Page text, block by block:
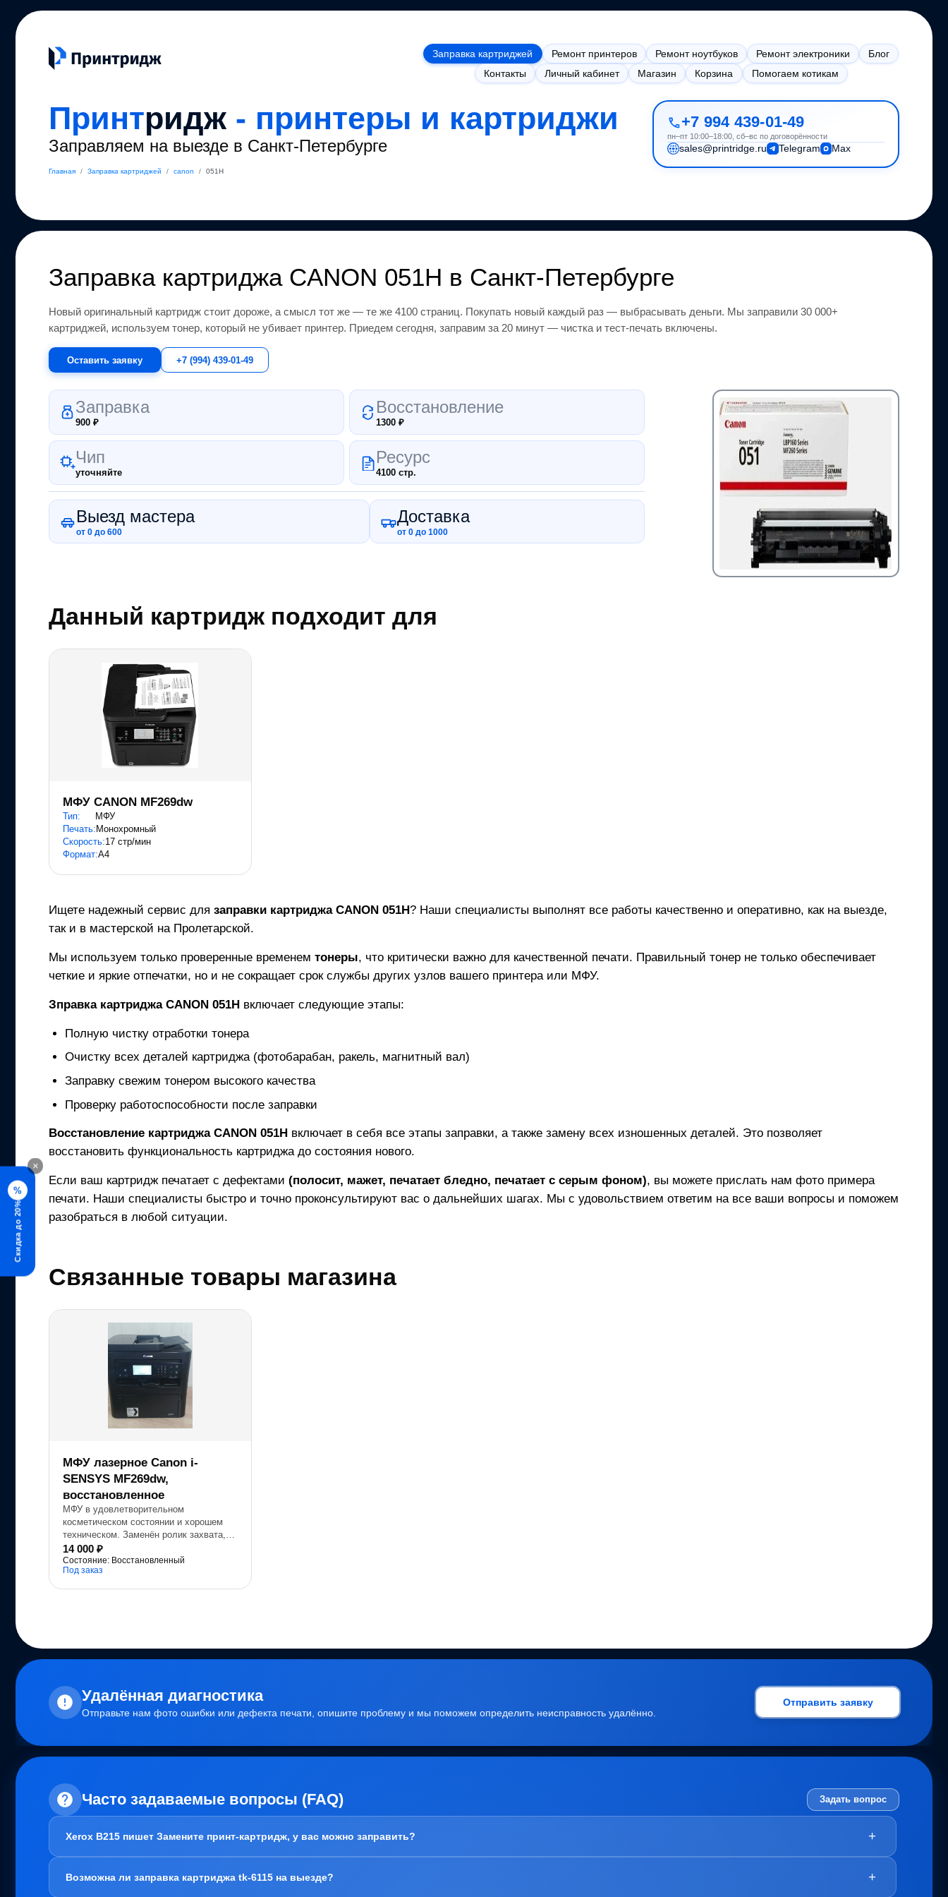
×
%
Скидка до 20%
Заправка картриджей Ремонт принтеров Ремонт ноутбуков Ремонт электроники
Блог
Контакты
Личный кабинет Магазин Корзина Помогаем котикам
Принтридж - принтеры и картриджи
Заправляем на выезде в Санкт-Петербурге
Главная / Заправка картриджей / canon / 051H
+7 994 439-01-49
пн–пт 10:00–18:00, сб–вс по договорённости
sales@printridge.ru Telegram Max
Заправка картриджа CANON 051H в Санкт-Петербурге
Новый оригинальный картридж стоит дороже, а смысл тот же — те же 4100 страниц. Покупать новый каждый раз — выбрасывать деньги. Мы заправили 30 000+
картриджей, используем тонер, который не убивает принтер. Приедем сегодня, заправим за 20 минут — чистка и тест-печать включены.
Оставить заявку +7 (994) 439-01-49
Заправка
900₽
Восстановление
1300₽
Чип
уточняйте
Ресурс
4100 стр.
Выезд мастера
от 0 до 600
Доставка
от 0 до 1000
Данный картридж подходит для
МФУ CANON MF269dw
Тип:
МФУ
Печать: Монохромный
Скорость:17 стр/мин
Формат:A4
Ищете надежный сервис для заправки картриджаCANON 051H? Наши специалисты выполнят все работы качественно и оперативно, как на выезде,
так и в мастерской на Пролетарской.
Мы используем только проверенные временем тонеры, что критически важно для качественной печати. Правильный тонер не только обеспечивает
четкие и яркие отпечатки, но и не сокращает срок службы других узлов вашего принтера или МФУ.
Зправка картриджаCANON 051H включает следующие этапы:
Полную чистку отработки тонера
Очистку всех деталей картриджа (фотобарабан, ракель, магнитный вал)
Заправку свежим тонером высокого качества
Проверку работоспособности после заправки
Восстановление картриджаCANON 051H включает в себя все этапы заправки, а также замену всех изношенных деталей. Это позволяет
восстановить функциональность картриджа до состояния нового.
Если ваш картридж печатает с дефектами (полосит, мажет, печатает бледно, печатает с серым фоном), вы можете прислать нам фото примера
печати. Наши специалисты быстро и точно проконсультируют вас о дальнейших шагах. Мы с удовольствием ответим на все ваши вопросы и поможем
разобраться в любой ситуации.
Связанные товары магазина
МФУ лазерное Canon i-
SENSYS MF269dw,
восстановленное
МФУ в удовлетворительном
косметическом состоянии и хорошем
техническом. Заменён ролик захвата,
восстановлен блок барабана, проведено
полное ТО
14 000 ₽
Состояние: Восстановленный
Под заказ
Удалённая диагностика
Отправьте нам фото ошибки или дефекта печати, опишите проблему и мы поможем определить неисправность удалённо.
Отправить заявку
Часто задаваемые вопросы (FAQ) Задать вопрос
Xerox B215 пишет Замените принт-картридж, у вас можно заправить? +
В вашем случае, заправка картриджа не требуется. Проблема с блоком барабана (Принт-картридж), у него просто закончился ресурс.
Возможна ли заправка картриджа tk-6115 на выезде? +